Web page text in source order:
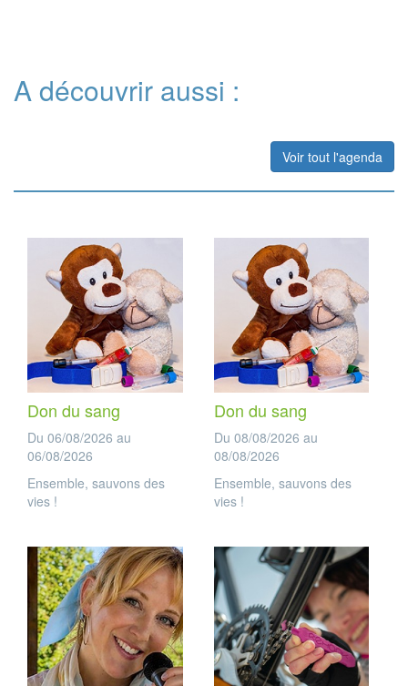
A découvrir aussi :
Voir tout l'agenda
Don du sang
Du 06/08/2026 au
06/08/2026
Ensemble, sauvons des
vies !
Don du sang
Du 08/08/2026 au
08/08/2026
Ensemble, sauvons des
vies !